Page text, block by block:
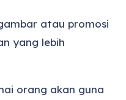
atau promosi
yang lebih
orang akan guna